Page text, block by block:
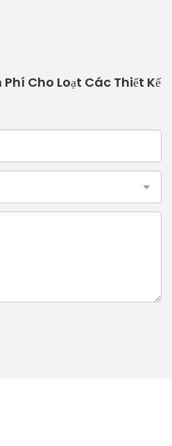
Phí Cho Loạt Các Thiết Kế